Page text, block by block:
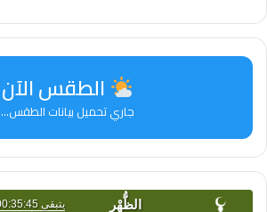
الطقس الآن
جاري تحميل بيانات الطقس...